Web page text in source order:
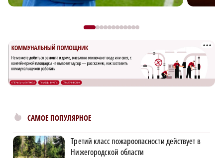
САМОЕ ПОПУЛЯРНОЕ
Третий класс пожароопасности действует в
Нижегородской области